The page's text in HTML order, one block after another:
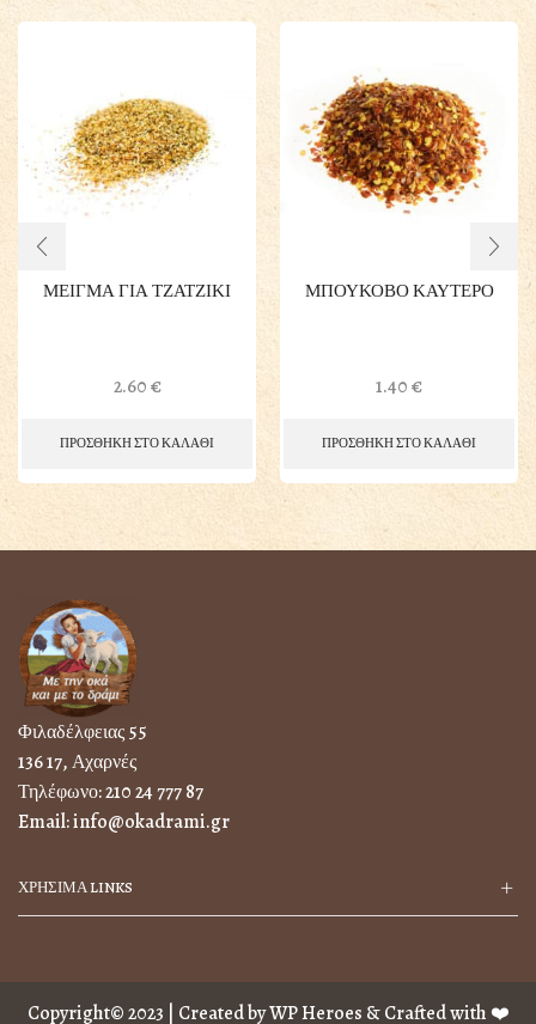
ΜΕΙΓΜΑ ΓΙΑ ΤΖΑΤΖΙΚΙ
2.60€
ΠΡΟΣΘΗΚΗ ΣΤΟ ΚΑΛΑΘΙ
ΜΠΟΥΚΟΒΟ ΚΑΥΤΕΡΟ
1.40€
ΠΡΟΣΘΗΚΗ ΣΤΟ ΚΑΛΑΘΙ
Φιλαδέλφειας 55
136 17, Αχαρνές
Τηλέφωνο:210 24 777 87
Email:info@okadrami.gr
ΧΡΗΣΙΜΑ LINKS
Copyright© 2023 | Created byWP Heroes & Crafted with ❤️